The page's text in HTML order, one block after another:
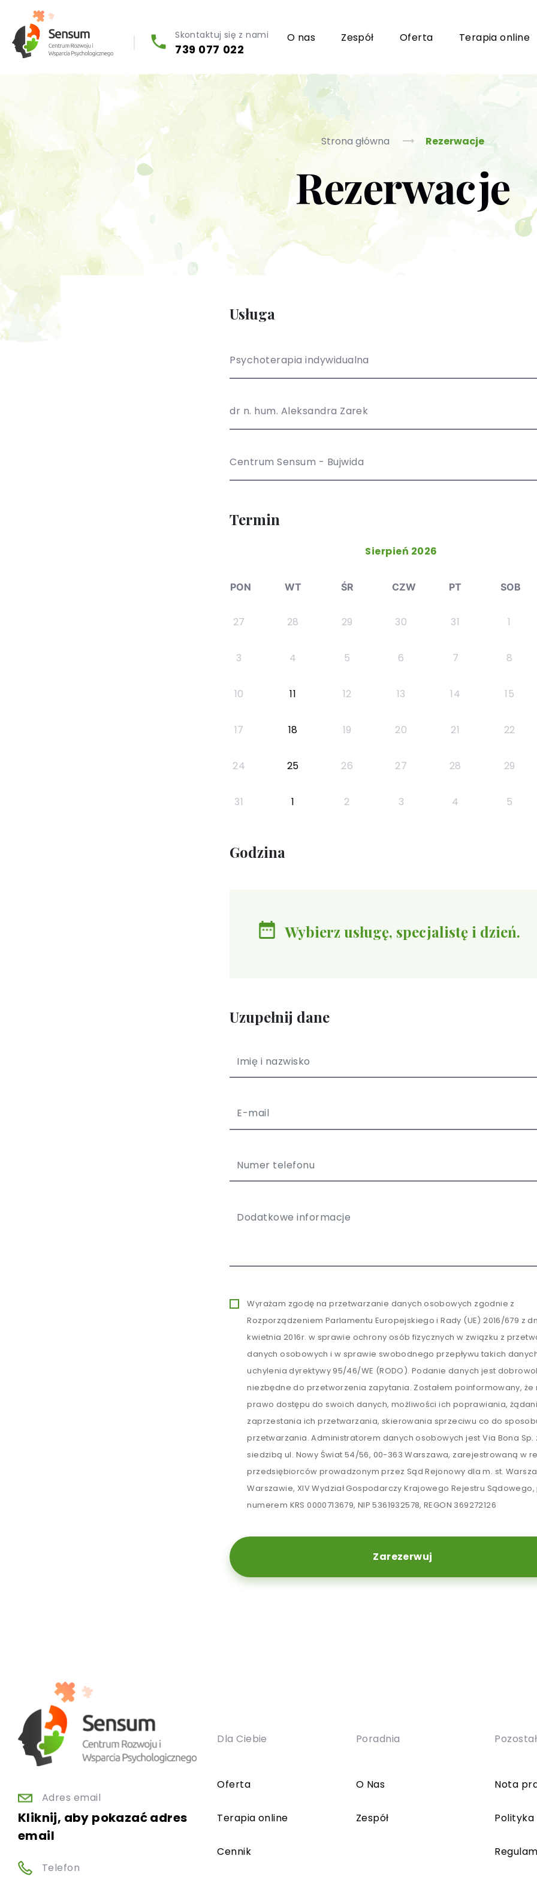
Skontaktuj się z nami
739 077 022
O nas Zespół Oferta Terapia online
Diagnoza psychologiczna (testy psychologiczne)
Konsultacja biegłego psychologa
Psychoterapia indywidualna (PL / EN)
Wsparcie dla firm
Grupy wsparcia i TUSy dla osób dorosłych
Poradnictwo seksuologiczne
Psychoterapia par i małżeństwa
Terapia uzależnień (PL / EN)
Strona główna Rezerwacje
Rezerwacje
Usługa
Psychoterapia indywidualna
dr n. hum. Aleksandra Zarek
Centrum Sensum - Bujwida
Termin
Sierpień 2026
PON WT ŚR CZW PT SOB
27 28 29 30 31 1
3 4 5 6 7 8
10 11 12 13 14 15
17 18 19 20 21 22
24 25 26 27 28 29
31 1 2 3 4 5
Godzina
Wybierz usługę, specjalistę i dzień.
Uzupełnij dane
Wyrażam zgodę na przetwarzanie danych osobowych zgodnie z
Rozporządzeniem Parlamentu Europejskiego i Rady (UE) 2016/679 z
kwietnia 2016r. w sprawie ochrony osób fizycznych w związku z
danych osobowych i w sprawie swobodnego przepływu takich
uchylenia dyrektywy 95/46/WE (RODO). Podanie danych jest
niezbędne do przetworzenia zapytania. Zostałem poinformowany, że
prawo dostępu do swoich danych, możliwości ich poprawiania,
zaprzestania ich przetwarzania, skierowania sprzeciwu co do
przetwarzania. Administratorem danych osobowych jest Via Bona Sp.
siedzibą ul. Nowy Świat 54/56, 00-363 Warszawa, zarejestrowaną w
przedsiębiorców prowadzonym przez Sąd Rejonowy dla m. st.
Warszawie, XIV Wydział Gospodarczy Krajowego Rejestru
numerem KRS 0000713679, NIP 5361932578, REGON 369272126
Zarezerwuj
Adres email
Kliknij, aby pokazać adres
email
Telefon
Dla Ciebie
Oferta
Terapia online
Cennik
Poradnia
O Nas
Zespół
Nota